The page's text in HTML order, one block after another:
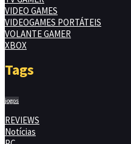
VIDEO GAMES
VIDEOGAMES PORTÁTEIS
VOLANTE GAMER
XBOX
Tags
jogos
REVIEWS
Notícias